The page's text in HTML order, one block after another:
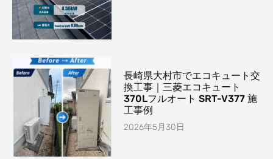
長崎県大村市でエコキュート交
換工事｜三菱エコキュート
370Lフルオート SRT-V377 施
工事例
2026年5月30日